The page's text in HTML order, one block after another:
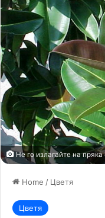
Не го излагайте на
Home / Цветя
Цветя